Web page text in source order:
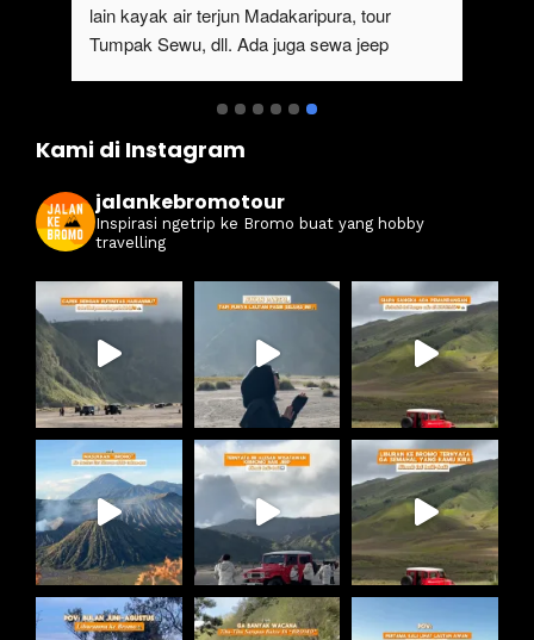
lain kayak air terjun Madakaripura, tour
Tumpak Sewu, dll. Ada juga sewa jeep
Kami di Instagram
jalankebromotour
Inspirasi ngetrip ke Bromo buat yang hobby
travelling